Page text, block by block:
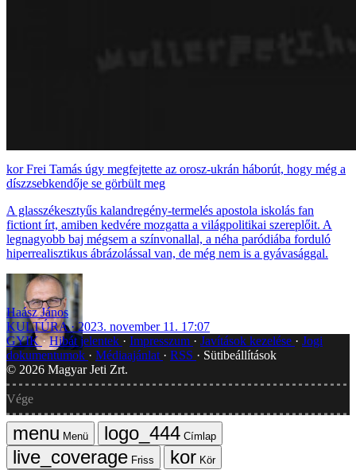
Frei Tamás úgy megfejtette az orosz-ukrán háborút, hogy még a
díszzsebkendője se görbült meg
A glasszékesztyűs kalandregény-termelés apostola iskolás fan
fictiont írt, amiben kedvére mozgatta a világpolitikai szereplőit. A
legnagyobb baj mégsem a színvonallal, a néha paródiába forduló
hiperrealisztikus ábrázolással van, de még nem is a gyávasággal.
Haász János
KULTÚRA
2023. november 11. 17:07
GYIK Hibát jelentek Impresszum Javítások kezelése
Jogi
dokumentumok
Médiaajánlat RSS
Sütibeállítások
© 2026 Magyar Jeti Zrt.
Vége
Menü
Címlap
Friss
Kör